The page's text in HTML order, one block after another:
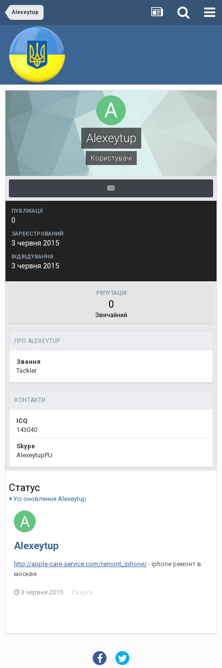
Alexeytup
Alexeytup
Користувачі
ПУБЛІКАЦІЇ
0
ЗАРЕЄСТРОВАНИЙ
3 червня 2015
ВІДВІДУВАННЯ
3 червня 2015
РЕПУТАЦІЯ
0
Звичайний
ПРО ALEXEYTUP
Звання
Tackler
КОНТАКТИ
ICQ
143040
Skype
AlexeytupPU
Статус
Усі оновлення Alexeytup
Alexeytup
http://apple-care-service.com/remont_iphone/ - iphone ремонт в
москве
3 червня 2015 Скарга